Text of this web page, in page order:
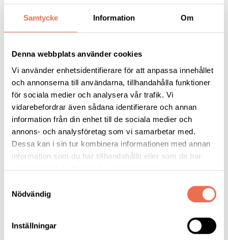
Samtycke Information Om
Denna webbplats använder cookies
Vi använder enhetsidentifierare för att anpassa innehållet
och annonserna till användarna, tillhandahålla funktioner
för sociala medier och analysera vår trafik. Vi
vidarebefordrar även sådana identifierare och annan
information från din enhet till de sociala medier och
annons- och analysföretag som vi samarbetar med.
Dessa kan i sin tur kombinera informationen med annan
information som du har tillhandahållit eller som de har
samlat in när du har använt deras tjänster.
Nödvändig
Inställningar
Har Ni några frågor så bara ring eller maila.
Med vänliga hälsningar
Lena Appelquist och Carina Mattisson
Styrelsen Neuro Blekinge
Inbjudan till Julfest 2018.pdf